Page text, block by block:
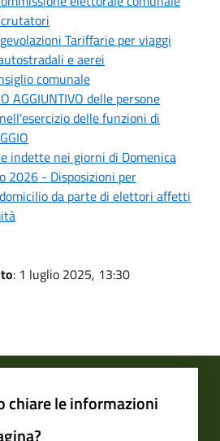
Tariffarie per viaggi
e aerei
comunale
AGGIUNTIVO delle persone
delle funzioni di
indette nei giorni di Domenica
2026 - Disposizioni per
da parte di elettori affetti
: 1 luglio 2025, 13:30
chiare le informazioni